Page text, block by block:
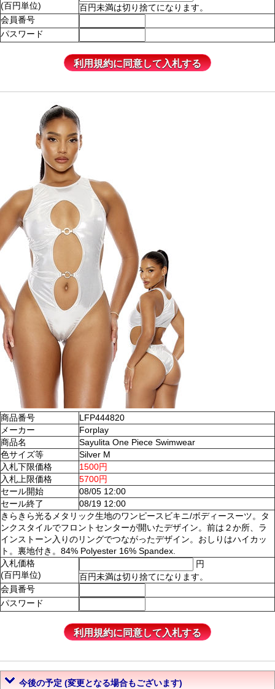
(百円単位)
百円未満は切り捨てになります。
会員番号
パスワード
商品番号
LFP444820
メーカー
Forplay
商品名
Sayulita One Piece Swimwear
色サイズ等
Silver M
入札下限価格
1500円
入札上限価格
5700円
セール開始
08/05 12:00
セール終了
08/19 12:00
きらきら光るメタリック生地のワンピースビキニ/ボディースーツ。タ
ンクスタイルでフロントセンターが開いたデザイン。前は２か所、ラ
インストーン入りのリングでつながったデザイン。おしりはハイカッ
ト。裏地付き。84% Polyester 16% Spandex.
入札価格
(百円単位)
円
百円未満は切り捨てになります。
会員番号
パスワード
今後の予定 (変更となる場合もございます)